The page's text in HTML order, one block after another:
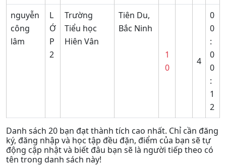
nguyễn
công
lâm
L
Ớ
P
2
Trường
Tiểu học
Hiên Vân
Tiên Du,
Bắc Ninh
1
0
4
0
0
:
0
0
:
1
2
Danh sách 20 bạn đạt thành tích cao nhất. Chỉ cần đăng
ký, đăng nhập và học tập đều đặn, điểm của bạn sẽ tự
động cập nhật và biết đâu bạn sẽ là người tiếp theo có
tên trong danh sách này!